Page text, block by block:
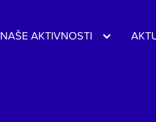
NAŠE AKTIVNOSTI